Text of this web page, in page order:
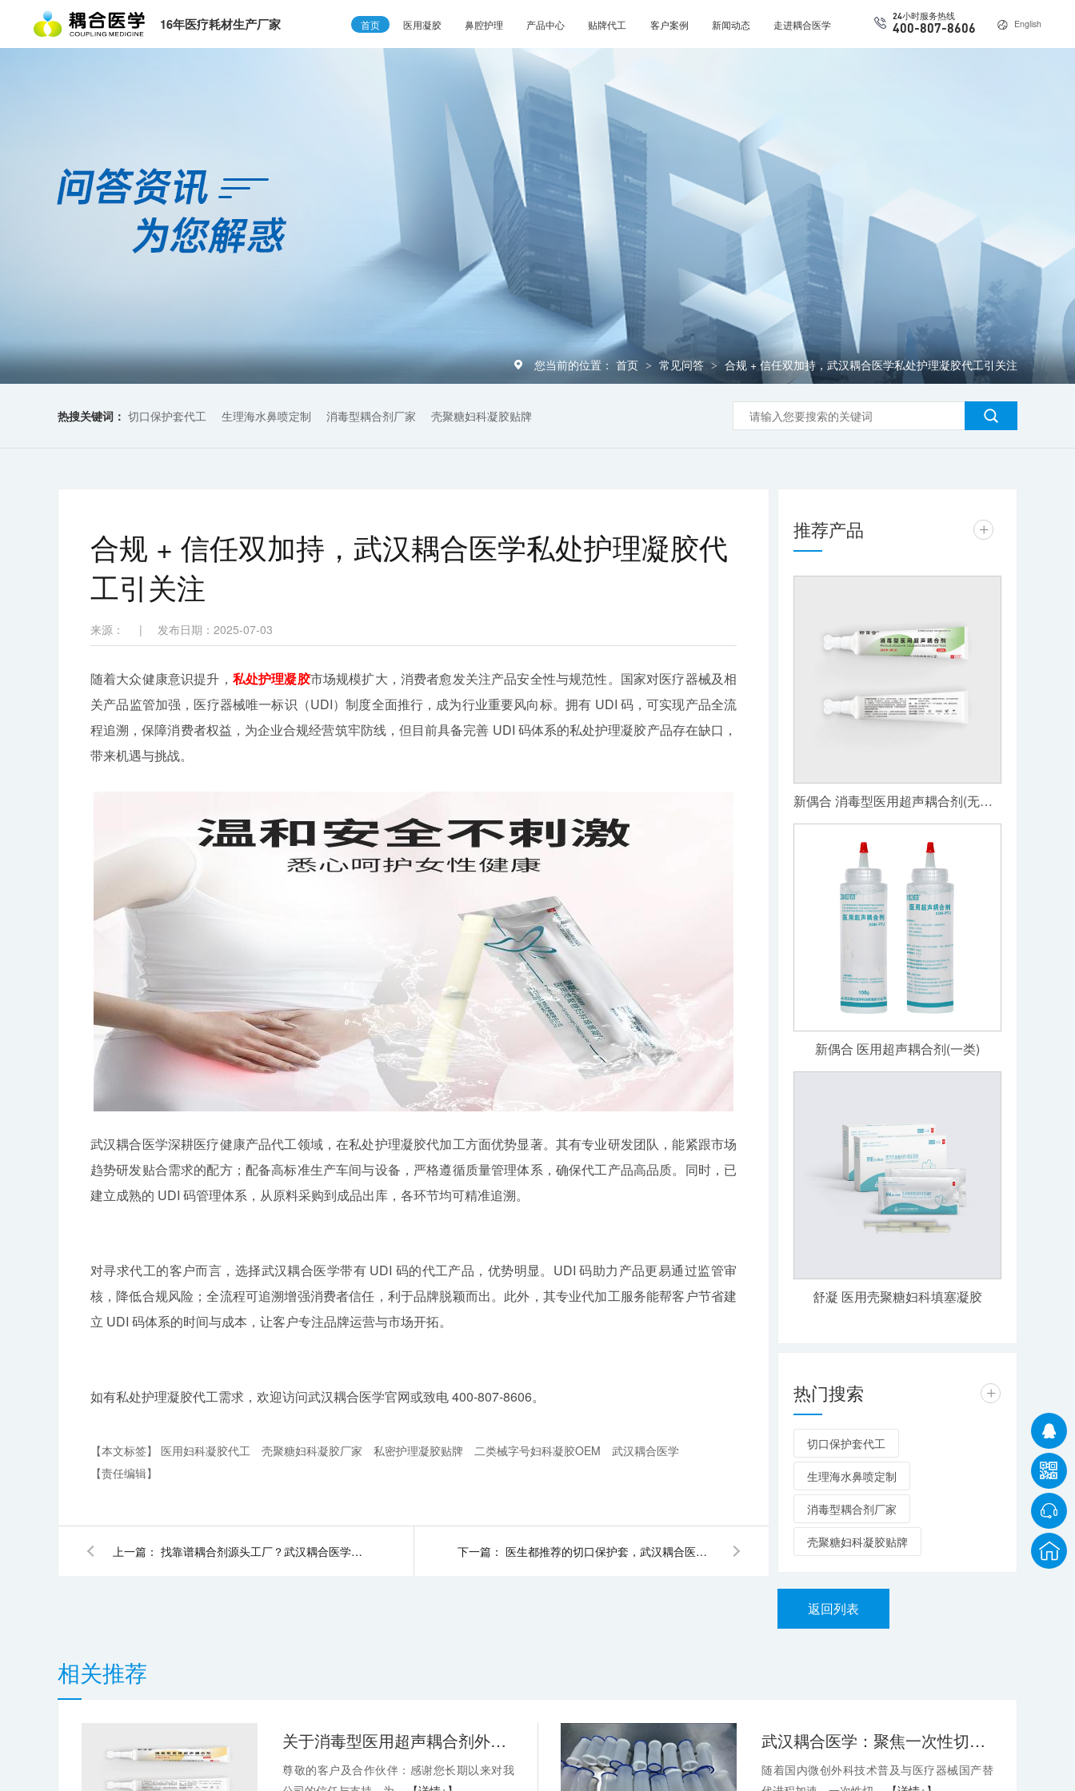
16年医疗耗材生产厂家 English
24小时服务热线
400-807-8606
首页 医用凝胶 鼻腔护理 产品中心 贴牌代工 客户案例 新闻动态 走进耦合医学
您当前的位置： 首页 > 常见问答 > 合规 + 信任双加持，武汉耦合医学私处护理凝胶代工引关注
热搜关键词： 切口保护套代工 生理海水鼻喷定制 消毒型耦合剂厂家 壳聚糖妇科凝胶贴牌
合规 + 信任双加持，武汉耦合医学私处护理凝胶代
工引关注
来源： | 发布日期：2025-07-03
随着大众健康意识提升， 私处护理凝胶市场规模扩大，消费者愈发关注产品安全性与规范性。国家对医疗器械及相
关产品监管加强，医疗器械唯一标识（UDI）制度全面推行，成为行业重要风向标。拥有 UDI 码，可实现产品全流
程追溯，保障消费者权益，为企业合规经营筑牢防线，但目前具备完善 UDI 码体系的私处护理凝胶产品存在缺口，
带来机遇与挑战。
武汉耦合医学深耕医疗健康产品代工领域，在私处护理凝胶代加工方面优势显著。其有专业研发团队，能紧跟市场
趋势研发贴合需求的配方；配备高标准生产车间与设备，严格遵循质量管理体系，确保代工产品高品质。同时，已
建立成熟的 UDI 码管理体系，从原料采购到成品出库，各环节均可精准追溯。
对寻求代工的客户而言，选择武汉耦合医学带有 UDI 码的代工产品，优势明显。UDI 码助力产品更易通过监管审
核，降低合规风险；全流程可追溯增强消费者信任，利于品牌脱颖而出。此外，其专业代加工服务能帮客户节省建
立 UDI 码体系的时间与成本，让客户专注品牌运营与市场开拓。
如有私处护理凝胶代工需求，欢迎访问武汉耦合医学官网或致电 400-807-8606。
【本文标签】 医用妇科凝胶代工 壳聚糖妇科凝胶厂家 私密护理凝胶贴牌 二类械字号妇科凝胶OEM
武汉耦合医学
【责任编辑】
上一篇： 找靠谱耦合剂源头工厂？武汉耦合医学的产品自带市场吸引力 下一篇： 医生都推荐的切口保护套，武汉耦合医学代加工有妙招
推荐产品 +
新偶合 消毒型医用超声耦合剂(无菌级)
新偶合 医用超声耦合剂(一类)
舒凝 医用壳聚糖妇科填塞凝胶
热门搜索 +
切口保护套代工
生理海水鼻喷定制
消毒型耦合剂厂家
壳聚糖妇科凝胶贴牌
返回列表
相关推荐
关于消毒型医用超声耦合剂外包装装箱方式变更的通知-武汉耦合医学
尊敬的客户及合作伙伴：感谢您长期以来对我
武汉耦合医学：聚焦一次性切口保护套OEM，深耕微创耗材定制代工领域
随着国内微创外科技术普及与医疗器械国产替